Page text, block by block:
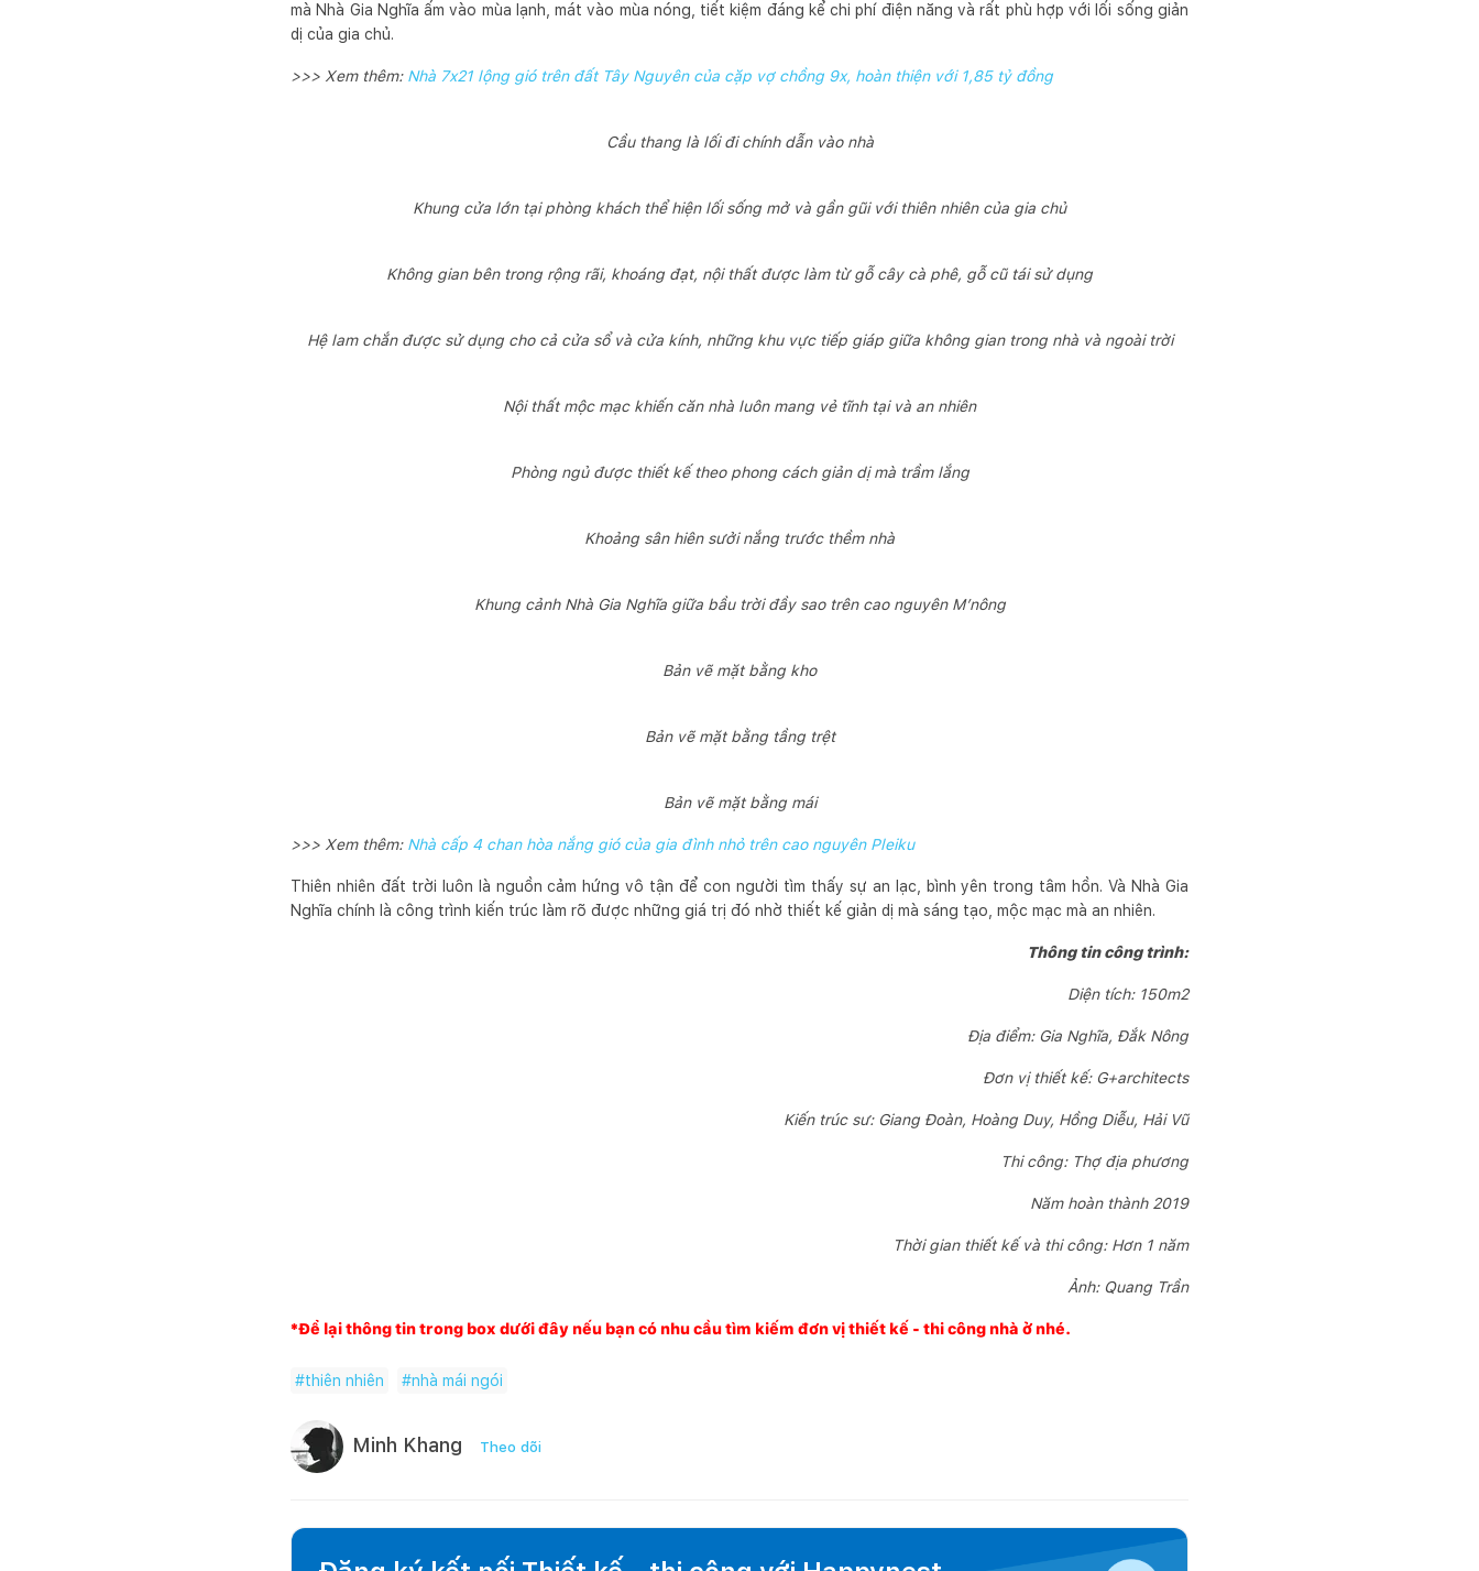
mà Nhà Gia Nghĩa ấm vào mùa lạnh, mát vào mùa nóng, tiết kiệm đáng kể chi phí điện năng và rất phù hợp với lối sống giản
dị của gia chủ.
>>> Xem thêm: Nhà 7x21 lộng gió trên đất Tây Nguyên của cặp vợ chồng 9x, hoàn thiện với 1,85 tỷ đồng
Cầu thang là lối đi chính dẫn vào nhà
Khung cửa lớn tại phòng khách thể hiện lối sống mở và gần gũi với thiên nhiên của gia chủ
Không gian bên trong rộng rãi, khoáng đạt, nội thất được làm từ gỗ cây cà phê, gỗ cũ tái sử dụng
Hệ lam chắn được sử dụng cho cả cửa sổ và cửa kính, những khu vực tiếp giáp giữa không gian trong nhà và ngoài trời
Nội thất mộc mạc khiến căn nhà luôn mang vẻ tĩnh tại và an nhiên
Phòng ngủ được thiết kế theo phong cách giản dị mà trầm lắng
Khoảng sân hiên sưởi nắng trước thềm nhà
Khung cảnh Nhà Gia Nghĩa giữa bầu trời đầy sao trên cao nguyên M’nông
Bản vẽ mặt bằng kho
Bản vẽ mặt bằng tầng trệt
Bản vẽ mặt bằng mái
>>> Xem thêm: Nhà cấp 4 chan hòa nắng gió của gia đình nhỏ trên cao nguyên Pleiku
Thiên nhiên đất trời luôn là nguồn cảm hứng vô tận để con người tìm thấy sự an lạc, bình yên trong tâm hồn. Và Nhà Gia
Nghĩa chính là công trình kiến trúc làm rõ được những giá trị đó nhờ thiết kế giản dị mà sáng tạo, mộc mạc mà an nhiên.
Thông tin công trình:
Diện tích: 150m2
Địa điểm: Gia Nghĩa, Đắk Nông
Đơn vị thiết kế: G+architects
Kiến trúc sư: Giang Đoàn, Hoàng Duy, Hồng Diễu, Hải Vũ
Thi công: Thợ địa phương
Năm hoàn thành 2019
Thời gian thiết kế và thi công: Hơn 1 năm
Ảnh: Quang Trần
*Để lại thông tin trong box dưới đây nếu bạn có nhu cầu tìm kiếm đơn vị thiết kế - thi công nhà ở nhé.
#thiên nhiên #nhà mái ngói
Minh Khang Theo dõi